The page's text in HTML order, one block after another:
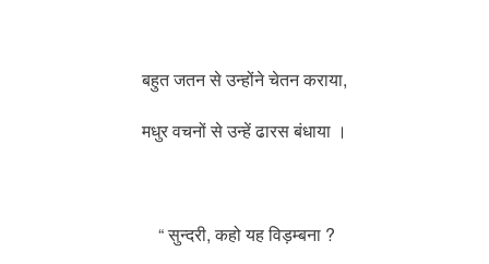
बहुत जतन से उन्होंने चेतन कराया,
मधुर वचनों से उन्हें ढारस बंधाया ।
“ सुन्दरी, कहो यह विड़म्बना ?